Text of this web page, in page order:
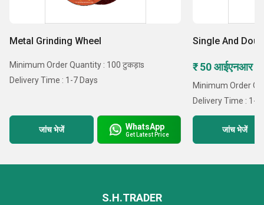
Metal Grinding Wheel
Minimum Order Quantity : 100 टुकड़ाs
Delivery Time : 1-7 Days
जांच भेजें WhatsApp
Get Latest Price
Single And
₹ 50 आईएनआर /
Minimum Order
Delivery Time : 1-7
जांच भेजें
S.H.TRADER